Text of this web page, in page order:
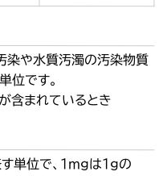
染や水質汚濁の汚染物質
位です。
含まれているとき
単位で、１mgは１gの